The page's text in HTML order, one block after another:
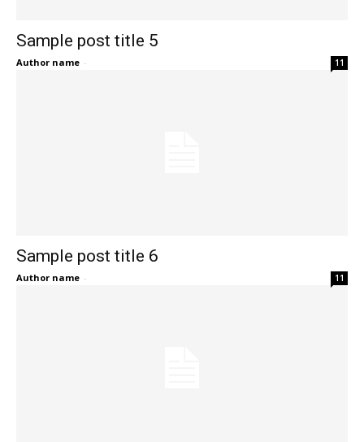
Sample post title 5
Author name - 11
Sample post title 6
Author name - 11